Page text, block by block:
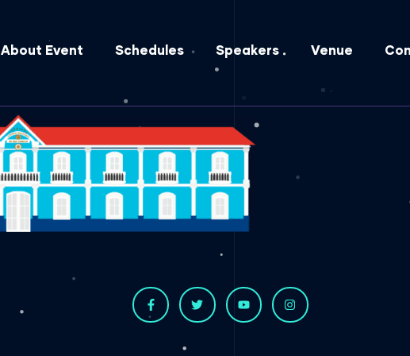
About Event Schedules Speakers Venue